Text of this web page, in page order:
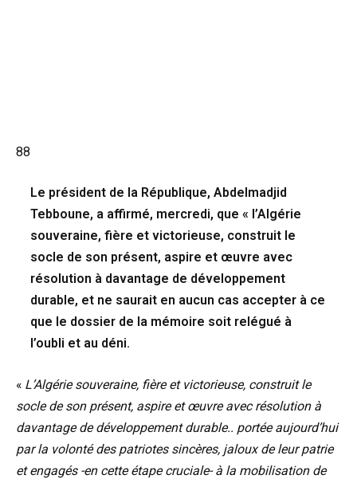
88
Le président de la République, Abdelmadjid
Tebboune, a affirmé, mercredi, que « l’Algérie
souveraine, fière et victorieuse, construit le
socle de son présent, aspire et œuvre avec
résolution à davantage de développement
durable, et ne saurait en aucun cas accepter à ce
que le dossier de la mémoire soit relégué à
l’oubli et au déni.
« L’Algérie souveraine, fière et victorieuse, construit le
socle de son présent, aspire et œuvre avec résolution à
davantage de développement durable.. portée aujourd’hui
par la volonté des patriotes sincères, jaloux de leur patrie
et engagés -en cette étape cruciale- à la mobilisation de